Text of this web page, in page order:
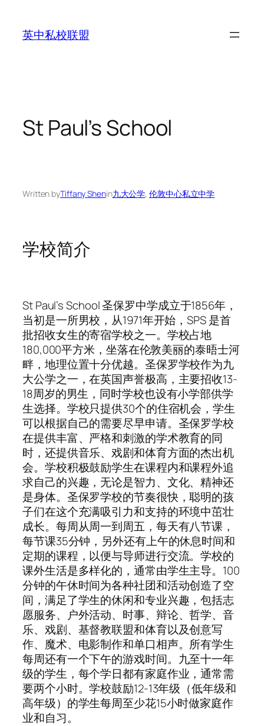
content
英中私校联盟
St Paul’s School
Written byTiffany Shenin九大公学, 伦敦中心私立中学
学校简介
St Paul’s School 圣保罗中学成立于1856年，
当初是一所男校，从1971年开始，SPS 是首
批招收女生的寄宿学校之一。学校占地
180,000平方米，坐落在伦敦美丽的泰晤士河
畔，地理位置十分优越。圣保罗学校作为九
大公学之一，在英国声誉极高，主要招收13-
18周岁的男生，同时学校也设有小学部供学
生选择。学校只提供30个的住宿机会，学生
可以根据自己的需要尽早申请。圣保罗学校
在提供丰富、严格和刺激的学术教育的同
时，还提供音乐、戏剧和体育方面的杰出机
会。学校积极鼓励学生在课程内和课程外追
求自己的兴趣，无论是智力、文化、精神还
是身体。圣保罗学校的节奏很快，聪明的孩
子们在这个充满吸引力和支持的环境中茁壮
成长。每周从周一到周五，每天有八节课，
每节课35分钟，另外还有上午的休息时间和
定期的课程，以便与导师进行交流。学校的
课外生活是多样化的，通常由学生主导。100
分钟的午休时间为各种社团和活动创造了空
间，满足了学生的休闲和专业兴趣，包括志
愿服务、户外活动、时事、辩论、哲学、音
乐、戏剧、基督教联盟和体育以及创意写
作、魔术、电影制作和单口相声。所有学生
每周还有一个下午的游戏时间。九至十一年
级的学生，每个学日都有家庭作业，通常需
要两个小时。学校鼓励12-13年级（低年级和
高年级）的学生每周至少花15小时做家庭作
业和自习。